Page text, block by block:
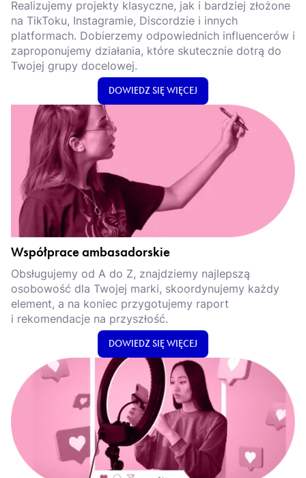
Realizujemy projekty klasyczne, jak i bardziej złożone
na TikToku, Instagramie, Discordzie i innych
platformach. Dobierzemy odpowiednich influencerów i
zaproponujemy działania, które skutecznie dotrą do
Twojej grupy docelowej.
DOWIEDZ SIĘ WIĘCEJ
Współprace ambasadorskie
Obsługujemy od A do Z, znajdziemy najlepszą
osobowość dla Twojej marki, skoordynujemy każdy
element, a na koniec przygotujemy raport
i rekomendacje na przyszłość.
DOWIEDZ SIĘ WIĘCEJ